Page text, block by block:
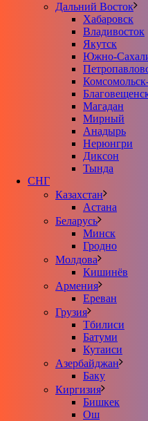
Дальний Восток
Хабаровск
Владивосток
Якутск
Южно-
Магадан
Мирный
Анадырь
Нерюнгри
Диксон
Тында
СНГ
Казахстан
Астана
Беларусь
Минск
Гродно
Молдова
Кишинёв
Армения
Ереван
Грузия
Тбилиси
Батуми
Кутаиси
Азербайджан
Баку
Киргизия
Бишкек
Ош